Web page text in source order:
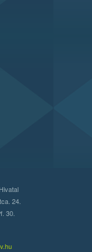
24.
30.